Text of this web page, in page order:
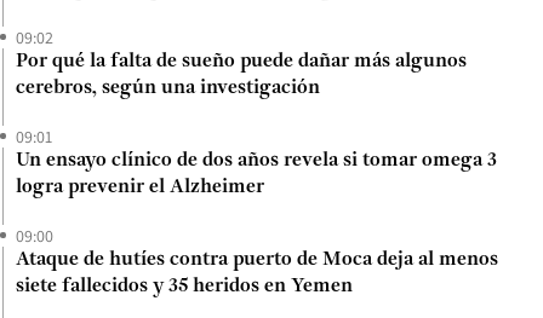
09:02
Por qué la falta de sueño puede dañar más algunos
cerebros, según una investigación
09:01
Un ensayo clínico de dos años revela si tomar omega 3
logra prevenir el Alzheimer
09:00
Ataque de hutíes contra puerto de Moca deja al menos
siete fallecidos y 35 heridos en Yemen